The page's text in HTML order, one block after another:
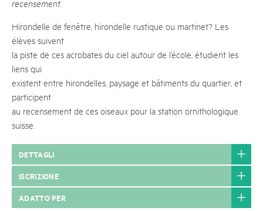
recensement.
Hirondelle de fenêtre, hirondelle rustique ou martinet? Les
élèves suivent
la piste de ces acrobates du ciel autour de l’école, étudient les
liens qui
existent entre hirondelles, paysage et bâtiments du quartier, et
participent
au recensement de ces oiseaux pour la station ornithologique
suisse.
DETTAGLI
ISCRIZIONE
ADATTO PER